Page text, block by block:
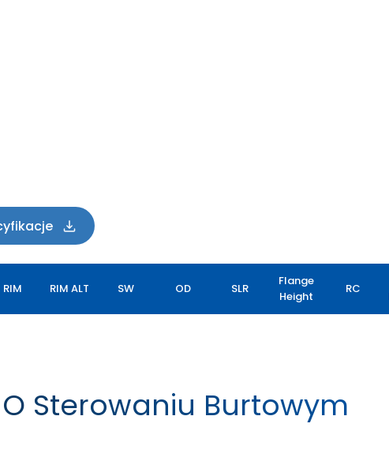
RIM RIM ALT SW OD SLR
Flange
Height
RC
Sterowaniu Burtowym